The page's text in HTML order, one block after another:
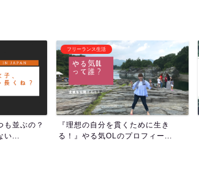
に生き
ィー...
潜在意識・自己啓発
1000回アファメーションの効果に
ついて！人生の流れを変...